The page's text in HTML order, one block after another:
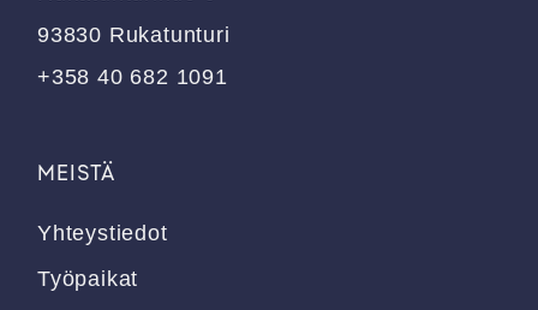
93830 Rukatunturi
+358 40 682 1091
MEISTÄ
Yhteystiedot
Työpaikat